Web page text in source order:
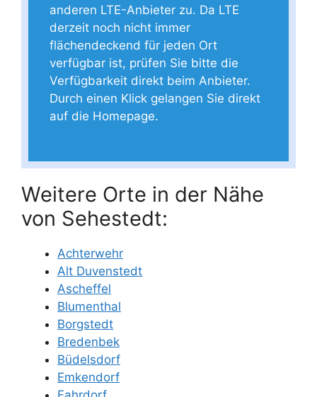
anderen LTE-Anbieter zu. Da LTE
derzeit noch nicht immer
flächendeckend für jeden Ort
verfügbar ist, prüfen Sie bitte die
Verfügbarkeit direkt beim Anbieter.
Durch einen Klick gelangen Sie direkt
auf die Homepage.
Weitere Orte in der Nähe
von Sehestedt:
Achterwehr
Alt Duvenstedt
Ascheffel
Blumenthal
Borgstedt
Bredenbek
Büdelsdorf
Emkendorf